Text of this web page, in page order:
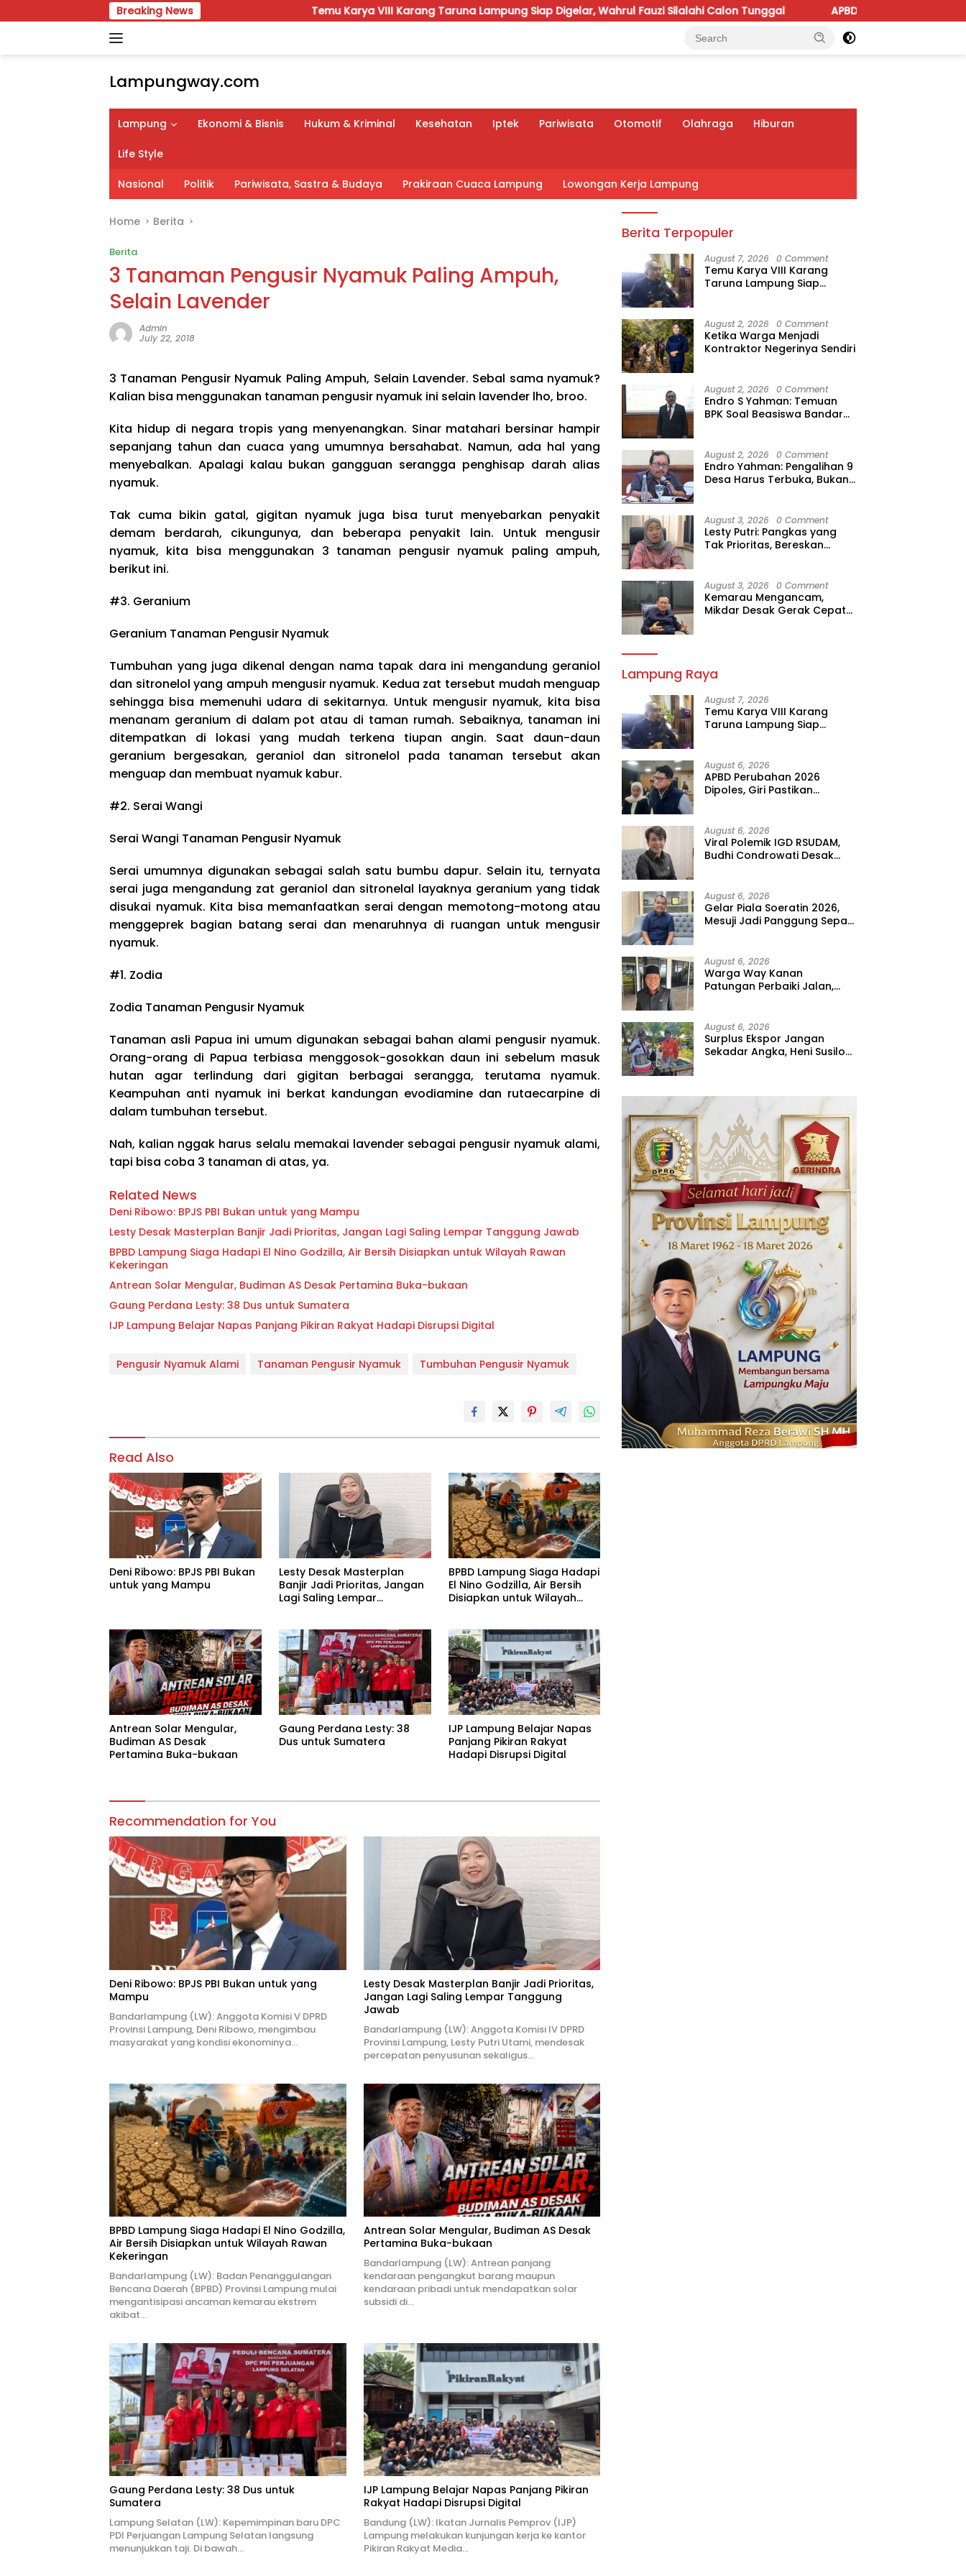
to
Breaking News Temu Karya VIII Karang Taruna Lampung Siap Digelar, Wahrul Fauzi Silalahi Calon Tunggal APBD Perubahan 2026 Dipoles, Giri
Lampungway.com
Berita
Daerah
Lampung
Terpercaya
dan
Terupdate
Lampung Ekonomi & Bisnis Hukum & Kriminal Kesehatan Iptek Pariwisata Otomotif Olahraga Hiburan
Life Style
Nasional Politik Pariwisata, Sastra & Budaya Prakiraan Cuaca Lampung Lowongan Kerja Lampung
Home Berita
Berita
3 Tanaman Pengusir Nyamuk Paling Ampuh,
Selain Lavender
Admin
July 22, 2018
3 Tanaman Pengusir Nyamuk Paling Ampuh, Selain Lavender. Sebal sama nyamuk?
Kalian bisa menggunakan tanaman pengusir nyamuk ini selain lavender lho, broo.
Kita hidup di negara tropis yang menyenangkan. Sinar matahari bersinar hampir
sepanjang tahun dan cuaca yang umumnya bersahabat. Namun, ada hal yang
menyebalkan. Apalagi kalau bukan gangguan serangga penghisap darah alias
nyamuk.
Tak cuma bikin gatal, gigitan nyamuk juga bisa turut menyebarkan penyakit
demam berdarah, cikungunya, dan beberapa penyakit lain. Untuk mengusir
nyamuk, kita bisa menggunakan 3 tanaman pengusir nyamuk paling ampuh,
berikut ini.
#3. Geranium
Geranium Tanaman Pengusir Nyamuk
Tumbuhan yang juga dikenal dengan nama tapak dara ini mengandung geraniol
dan sitronelol yang ampuh mengusir nyamuk. Kedua zat tersebut mudah menguap
sehingga bisa memenuhi udara di sekitarnya. Untuk mengusir nyamuk, kita bisa
menanam geranium di dalam pot atau di taman rumah. Sebaiknya, tanaman ini
ditempatkan di lokasi yang mudah terkena tiupan angin. Saat daun-daun
geranium bergesakan, geraniol dan sitronelol pada tanaman tersebut akan
menguap dan membuat nyamuk kabur.
#2. Serai Wangi
Serai Wangi Tanaman Pengusir Nyamuk
Serai umumnya digunakan sebagai salah satu bumbu dapur. Selain itu, ternyata
serai juga mengandung zat geraniol dan sitronelal layaknya geranium yang tidak
disukai nyamuk. Kita bisa memanfaatkan serai dengan memotong-motong atau
menggeprek bagian batang serai dan menaruhnya di ruangan untuk mengusir
nyamuk.
#1. Zodia
Zodia Tanaman Pengusir Nyamuk
Tanaman asli Papua ini umum digunakan sebagai bahan alami pengusir nyamuk.
Orang-orang di Papua terbiasa menggosok-gosokkan daun ini sebelum masuk
hutan agar terlindung dari gigitan berbagai serangga, terutama nyamuk.
Keampuhan anti nyamuk ini berkat kandungan evodiamine dan rutaecarpine di
dalam tumbuhan tersebut.
Nah, kalian nggak harus selalu memakai lavender sebagai pengusir nyamuk alami,
tapi bisa coba 3 tanaman di atas, ya.
Related News
Deni Ribowo: BPJS PBI Bukan untuk yang Mampu
Lesty Desak Masterplan Banjir Jadi Prioritas, Jangan Lagi Saling Lempar Tanggung Jawab
BPBD Lampung Siaga Hadapi El Nino Godzilla, Air Bersih Disiapkan untuk Wilayah Rawan
Kekeringan
Antrean Solar Mengular, Budiman AS Desak Pertamina Buka-bukaan
Gaung Perdana Lesty: 38 Dus untuk Sumatera
IJP Lampung Belajar Napas Panjang Pikiran Rakyat Hadapi Disrupsi Digital
Pengusir Nyamuk Alami Tanaman Pengusir Nyamuk Tumbuhan Pengusir Nyamuk
Read Also
Deni Ribowo: BPJS PBI Bukan
untuk yang Mampu
Lesty Desak Masterplan
Banjir Jadi Prioritas, Jangan
Lagi Saling Lempar
BPBD Lampung Siaga Hadapi
El Nino Godzilla, Air Bersih
Disiapkan untuk Wilayah
Antrean Solar Mengular,
Budiman AS Desak
Pertamina Buka-bukaan
Gaung Perdana Lesty: 38
Dus untuk Sumatera
IJP Lampung Belajar Napas
Panjang Pikiran Rakyat
Hadapi Disrupsi Digital
Recommendation for You
Deni Ribowo: BPJS PBI Bukan untuk yang
Mampu
Bandarlampung (LW): Anggota Komisi V DPRD
Provinsi Lampung, Deni Ribowo, mengimbau
masyarakat yang kondisi ekonominya…
Lesty Desak Masterplan Banjir Jadi Prioritas,
Jangan Lagi Saling Lempar Tanggung
Jawab
Bandarlampung (LW): Anggota Komisi IV DPRD
Provinsi Lampung, Lesty Putri Utami, mendesak
percepatan penyusunan sekaligus…
BPBD Lampung Siaga Hadapi El Nino Godzilla,
Air Bersih Disiapkan untuk Wilayah Rawan
Kekeringan
Bandarlampung (LW): Badan Penanggulangan
Bencana Daerah (BPBD) Provinsi Lampung mulai
mengantisipasi ancaman kemarau ekstrem
akibat…
Antrean Solar Mengular, Budiman AS Desak
Pertamina Buka-bukaan
Bandarlampung (LW): Antrean panjang
kendaraan pengangkut barang maupun
kendaraan pribadi untuk mendapatkan solar
subsidi di…
Gaung Perdana Lesty: 38 Dus untuk
Sumatera
Lampung Selatan (LW): Kepemimpinan baru DPC
PDI Perjuangan Lampung Selatan langsung
menunjukkan taji. Di bawah…
IJP Lampung Belajar Napas Panjang Pikiran
Rakyat Hadapi Disrupsi Digital
Bandung (LW): Ikatan Jurnalis Pemprov (IJP)
Lampung melakukan kunjungan kerja ke kantor
Pikiran Rakyat Media…
Berita Terpopuler
August 7, 2026 0 Comment
Temu Karya VIII Karang
Taruna Lampung Siap
August 2, 2026 0 Comment
Ketika Warga Menjadi
Kontraktor Negerinya Sendiri
August 2, 2026 0 Comment
Endro S Yahman: Temuan
BPK Soal Beasiswa Bandar
August 2, 2026 0 Comment
Endro Yahman: Pengalihan 9
Desa Harus Terbuka, Bukan
August 3, 2026 0 Comment
Lesty Putri: Pangkas yang
Tak Prioritas, Bereskan
August 3, 2026 0 Comment
Kemarau Mengancam,
Mikdar Desak Gerak Cepat
Lampung Raya
August 7, 2026
Temu Karya VIII Karang
Taruna Lampung Siap
August 6, 2026
APBD Perubahan 2026
Dipoles, Giri Pastikan
August 6, 2026
Viral Polemik IGD RSUDAM,
Budhi Condrowati Desak
August 6, 2026
Gelar Piala Soeratin 2026,
Mesuji Jadi Panggung Sepak
August 6, 2026
Warga Way Kanan
Patungan Perbaiki Jalan,
August 6, 2026
Surplus Ekspor Jangan
Sekadar Angka, Heni Susilo